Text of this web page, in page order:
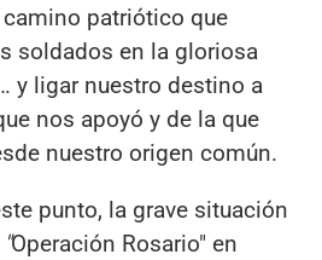
patriótico que
soldados en la gloriosa
y ligar nuestro destino a
nos apoyó y de la que
nuestro origen común.
punto, la grave situación
"Operación Rosario" en